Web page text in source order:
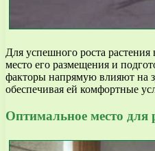
Для успешного роста
место его размещения и
факторы напрямую влияют на
обеспечивая ей комфортные
Оптимальное место для